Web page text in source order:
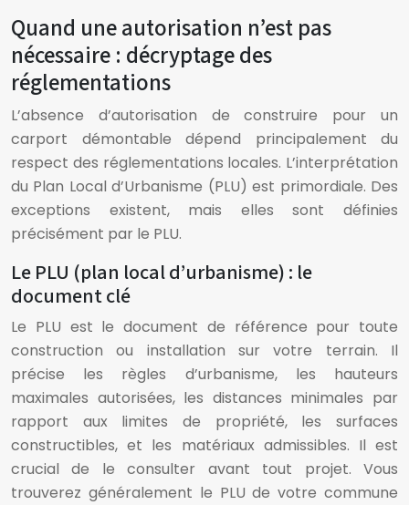
Quand une autorisation n’est pas
nécessaire : décryptage des
réglementations
L’absence d’autorisation de construire pour un
carport démontable dépend principalement du
respect des réglementations locales. L’interprétation
du Plan Local d’Urbanisme (PLU) est primordiale. Des
exceptions existent, mais elles sont définies
précisément par le PLU.
Le PLU (plan local d’urbanisme) : le
document clé
Le PLU est le document de référence pour toute
construction ou installation sur votre terrain. Il
précise les règles d’urbanisme, les hauteurs
maximales autorisées, les distances minimales par
rapport aux limites de propriété, les surfaces
constructibles, et les matériaux admissibles. Il est
crucial de le consulter avant tout projet. Vous
trouverez généralement le PLU de votre commune